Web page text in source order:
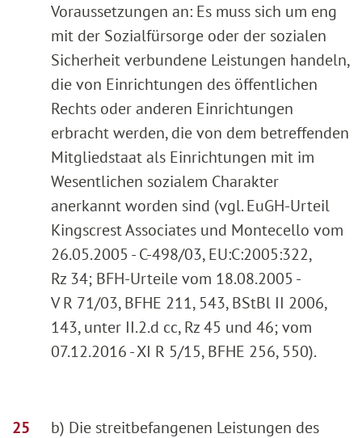
Voraussetzungen an: Es muss sich um eng
mit der Sozialfürsorge oder der sozialen
Sicherheit verbundene Leistungen handeln,
die von Einrichtungen des öffentlichen
Rechts oder anderen Einrichtungen
erbracht werden, die von dem betreffenden
Mitgliedstaat als Einrichtungen mit im
Wesentlichen sozialem Charakter
anerkannt worden sind (vgl. EuGH-Urteil
Kingscrest Associates und Montecello vom
26.05.2005 - C-498/03, EU:C:2005:322,
Rz 34; BFH-Urteile vom 18.08.2005 -
V R 71/03, BFHE 211, 543, BStBl II 2006,
143, unter II.2.d cc, Rz 45 und 46; vom
07.12.2016 - XI R 5/15, BFHE 256, 550).
b) Die streitbefangenen Leistungen des